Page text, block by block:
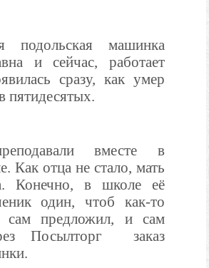
подольская машинка
и сейчас, работает
сразу, как умер
пятидесятых.
вместе в
Как отца не стало, мать
Конечно, в школе её
один, чтоб как-то
сам предложил, и сам
Посылторг
заказ